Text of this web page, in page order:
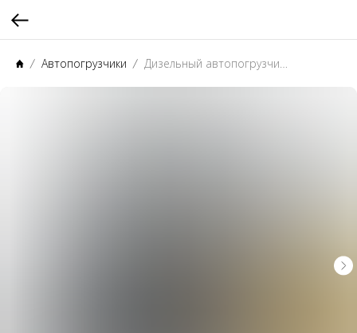
Автопогрузчики Дизельный автопогрузчик CHL CPCD70